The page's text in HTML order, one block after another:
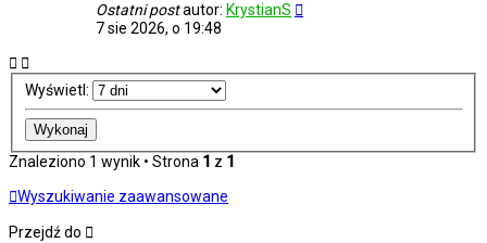
Ostatni postautor: KrystianS
7 sie 2026, o 19:48
Wyświetl:
Znaleziono 1 wynik • Strona 1 z 1
Wyszukiwanie zaawansowane
Przejdź do